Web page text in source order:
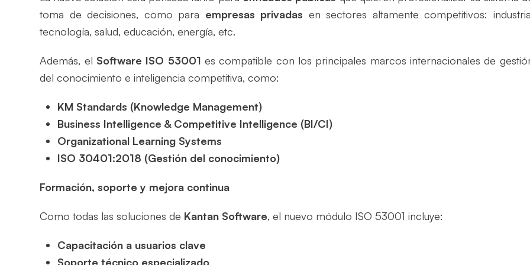
toma de decisiones, como para empresas privadas en sectores altamente competitivos:
tecnología, salud, educación, energía, etc.
Además, el Software ISO 53001 es compatible con los principales marcos internacionales de
del conocimiento e inteligencia competitiva, como:
KM Standards (Knowledge Management)
Business Intelligence & Competitive Intelligence (BI/CI)
Organizational Learning Systems
ISO 30401:2018 (Gestión del conocimiento)
Formación, soporte y mejora continua
Como todas las soluciones de Kantan Software, el nuevo módulo ISO 53001 incluye:
Capacitación a usuarios clave
Soporte técnico especializado